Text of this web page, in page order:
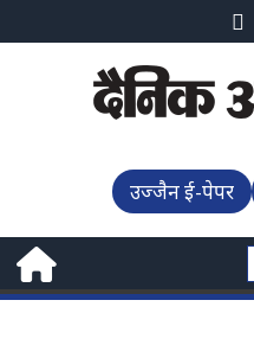
to
उज्जैन ई-पेपर